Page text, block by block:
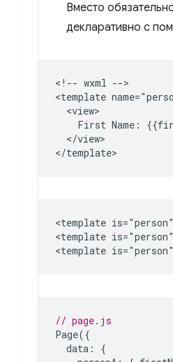
Вместо
декларативно с
<!-- wxml -->
<template
  <view>
First Name:
  </view>
<template
<template
// page.js
Page({
data :
{